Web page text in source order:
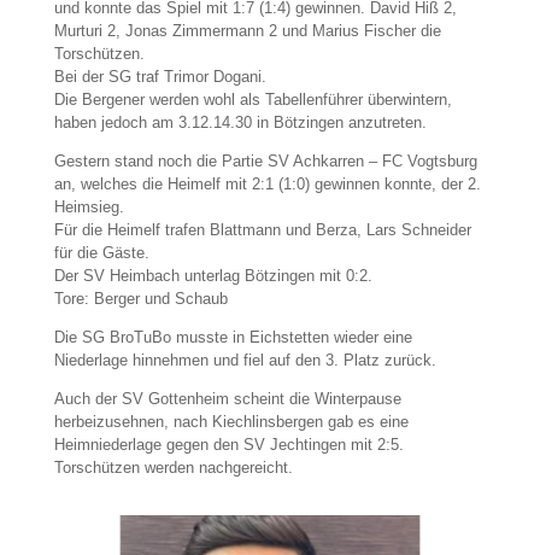
und konnte das Spiel mit 1:7 (1:4) gewinnen. David Hiß 2,
Murturi 2, Jonas Zimmermann 2 und Marius Fischer die
Torschützen.
Bei der SG traf Trimor Dogani.
Die Bergener werden wohl als Tabellenführer überwintern,
haben jedoch am 3.12.14.30 in Bötzingen anzutreten.
Gestern stand noch die Partie SV Achkarren – FC Vogtsburg
an, welches die Heimelf mit 2:1 (1:0) gewinnen konnte, der 2.
Heimsieg.
Für die Heimelf trafen Blattmann und Berza, Lars Schneider
für die Gäste.
Der SV Heimbach unterlag Bötzingen mit 0:2.
Tore: Berger und Schaub
Die SG BroTuBo musste in Eichstetten wieder eine
Niederlage hinnehmen und fiel auf den 3. Platz zurück.
Auch der SV Gottenheim scheint die Winterpause
herbeizusehnen, nach Kiechlinsbergen gab es eine
Heimniederlage gegen den SV Jechtingen mit 2:5.
Torschützen werden nachgereicht.